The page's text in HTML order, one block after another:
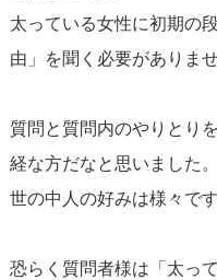
太っている女性に初期の
由」を聞く必要がありませ
質問と質問内のやりとり
経な方だなと思いました。
世の中人の好みは様々です
恐らく質問者様は「太っ